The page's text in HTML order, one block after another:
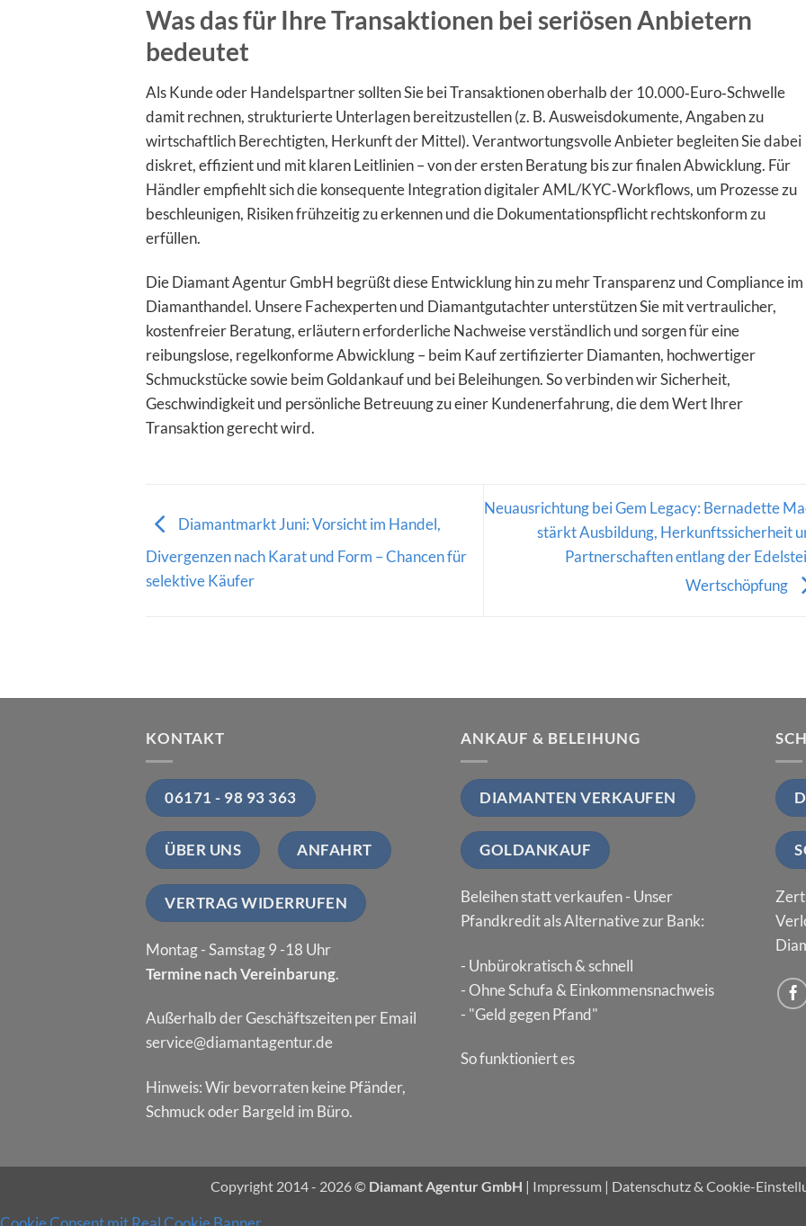
Was das für Ihre Transaktionen bei seriösen Anbietern
bedeutet
Als Kunde oder Handelspartner sollten Sie bei Transaktionen oberhalb der 10.000‑Euro‑Schwelle
damit rechnen, strukturierte Unterlagen bereitzustellen (z. B. Ausweisdokumente, Angaben zu
wirtschaftlich Berechtigten, Herkunft der Mittel). Verantwortungsvolle Anbieter begleiten Sie dabei
diskret, effizient und mit klaren Leitlinien – von der ersten Beratung bis zur finalen Abwicklung. Für
Händler empfiehlt sich die konsequente Integration digitaler AML/KYC‑Workflows, um Prozesse zu
beschleunigen, Risiken frühzeitig zu erkennen und die Dokumentationspflicht rechtskonform zu
erfüllen.
Die Diamant Agentur GmbH begrüßt diese Entwicklung hin zu mehr Transparenz und Compliance im
Diamanthandel. Unsere Fachexperten und Diamantgutachter unterstützen Sie mit vertraulicher,
kostenfreier Beratung, erläutern erforderliche Nachweise verständlich und sorgen für eine
reibungslose, regelkonforme Abwicklung – beim Kauf zertifizierter Diamanten, hochwertiger
Schmuckstücke sowie beim Goldankauf und bei Beleihungen. So verbinden wir Sicherheit,
Geschwindigkeit und persönliche Betreuung zu einer Kundenerfahrung, die dem Wert Ihrer
Transaktion gerecht wird.
Diamantmarkt Juni: Vorsicht im Handel,
Divergenzen nach Karat und Form – Chancen für
selektive Käufer
Neuausrichtung bei Gem Legacy: Bernadette
stärkt Ausbildung, Herkunftssicherheit
Partnerschaften entlang der
Wertschöpfung
KONTAKT
06171 - 98 93 363
ÜBER UNS ANFAHRT
VERTRAG WIDERRUFEN
Montag - Samstag 9 -18 Uhr
Termine nach Vereinbarung.
Außerhalb der Geschäftszeiten per Email
service@diamantagentur.de
Hinweis: Wir bevorraten keine Pfänder,
Schmuck oder Bargeld im Büro.
ANKAUF & BELEIHUNG
DIAMANTEN VERKAUFEN
GOLDANKAUF
Beleihen statt verkaufen - Unser
Pfandkredit als Alternative zur Bank:
- Unbürokratisch & schnell
- Ohne Schufa & Einkommensnachweis
- "Geld gegen Pfand"
So funktioniert es
Copyright 2014 - 2026 © Diamant Agentur GmbH | Impressum | Datenschutz & Cookie-